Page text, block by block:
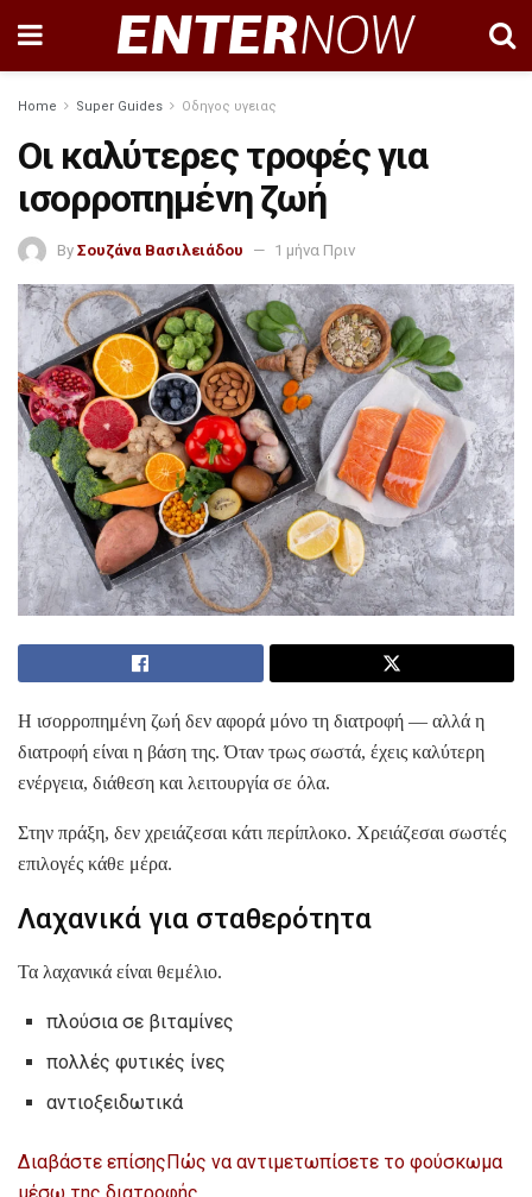
Home Super Guides Οδηγος υγειας
Οι καλύτερες τροφές για
ισορροπημένη ζωή
By Σουζάνα Βασιλειάδου 1 μήνα Πριν
Η ισορροπημένη ζωή δεν αφορά μόνο τη διατροφή — αλλά η
διατροφή είναι η βάση της. Όταν τρως σωστά, έχεις καλύτερη
ενέργεια, διάθεση και λειτουργία σε όλα.
Στην πράξη, δεν χρειάζεσαι κάτι περίπλοκο. Χρειάζεσαι σωστές
επιλογές κάθε μέρα.
Λαχανικά για σταθερότητα
Τα λαχανικά είναι θεμέλιο.
πλούσια σε βιταμίνες
πολλές φυτικές ίνες
αντιοξειδωτικά
Διαβάστε επίσης Πώς να αντιμετωπίσετε το φούσκωμα